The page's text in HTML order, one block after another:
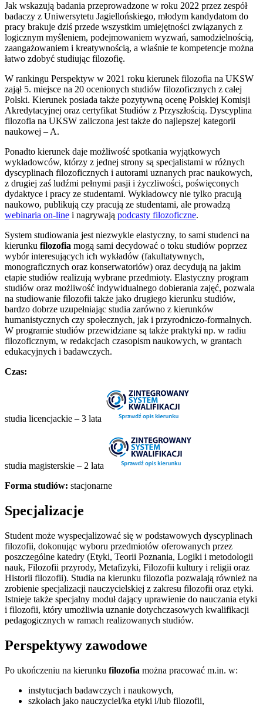
Jak wskazują badania przeprowadzone w roku 2022 przez zespół
badaczy z Uniwersytetu Jagiellońskiego, młodym kandydatom do
pracy brakuje dziś przede wszystkim umiejętności związanych z
logicznym myśleniem, podejmowaniem wyzwań, samodzielnością,
zaangażowaniem i kreatywnością, a właśnie te kompetencje można
łatwo zdobyć studiując filozofię.
W rankingu Perspektyw w 2021 roku kierunek filozofia na UKSW
zajął 5. miejsce na 20 ocenionych studiów filozoficznych z całej
Polski. Kierunek posiada także pozytywną ocenę Polskiej Komisji
Akredytacyjnej oraz certyfikat Studiów z Przyszłością. Dyscyplina
filozofia na UKSW zaliczona jest także do najlepszej kategorii
naukowej – A.
Ponadto kierunek daje możliwość spotkania wyjątkowych
wykładowców, którzy z jednej strony są specjalistami w różnych
dyscyplinach filozoficznych i autorami uznanych prac naukowych,
z drugiej zaś ludźmi pełnymi pasji i życzliwości, poświęconych
dydaktyce i pracy ze studentami. Wykładowcy nie tylko pracują
naukowo, publikują czy pracują ze studentami, ale prowadzą
webinaria on-line i nagrywają podcasty filozoficzne.
System studiowania jest niezwykle elastyczny, to sami studenci na
kierunku filozofia mogą sami decydować o toku studiów poprzez
wybór interesujących ich wykładów (fakultatywnych,
monograficznych oraz konserwatoriów) oraz decydują na jakim
etapie studiów realizują wybrane przedmioty. Elastyczny program
studiów oraz możliwość indywidualnego dobierania zajęć, pozwala
na studiowanie filozofii także jako drugiego kierunku studiów,
bardzo dobrze uzupełniając studia zarówno z kierunków
humanistycznych czy społecznych, jak i przyrodniczo-formalnych.
W programie studiów przewidziane są także praktyki np. w radiu
filozoficznym, w redakcjach czasopism naukowych, w grantach
edukacyjnych i badawczych.
Czas:
studia licencjackie – 3 lata
studia magisterskie – 2 lata
Forma studiów: stacjonarne
Specjalizacje
Student może wyspecjalizować się w podstawowych dyscyplinach
filozofii, dokonując wyboru przedmiotów oferowanych przez
poszczególne katedry (Etyki, Teorii Poznania, Logiki i metodologii
nauk, Filozofii przyrody, Metafizyki, Filozofii kultury i religii oraz
Historii filozofii). Studia na kierunku filozofia pozwalają również na
zrobienie specjalizacji nauczycielskiej z zakresu filozofii oraz etyki.
Istnieje także specjalny moduł dający uprawienie do nauczania etyki
i filozofii, który umożliwia uznanie dotychczasowych kwalifikacji
pedagogicznych w ramach realizowanych studiów.
Perspektywy zawodowe
Po ukończeniu na kierunku filozofia można pracować m.in. w:
instytucjach badawczych i naukowych,
szkołach jako nauczyciel/ka etyki i/lub filozofii,